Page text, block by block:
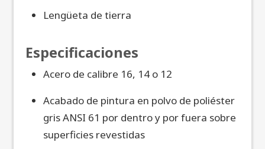
Lengüeta de tierra
Especificaciones
Acero de calibre 16, 14 o 12
Acabado de pintura en polvo de poliéster
gris ANSI 61 por dentro y por fuera sobre
superficies revestidas